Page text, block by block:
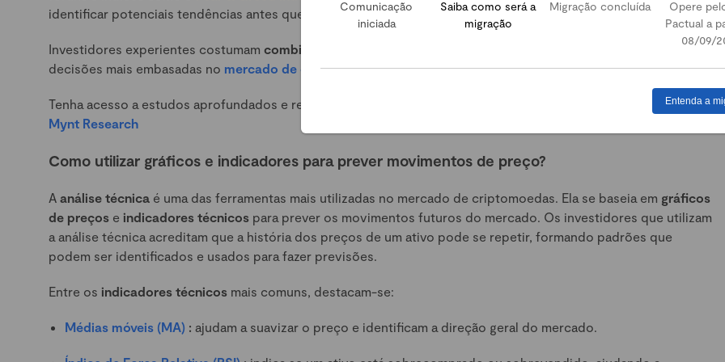
identificar potenciais tendências antes que se tornem evidentes nos preços.
Investidores experientes costumam combinar essas três abordagens
para ter uma visão mais completa e tomar
decisões mais embasadas no mercado de criptomoedas.
Tenha acesso a estudos aprofundados e relatórios do mercado crypto com a expertise da Mynt
. Confira na
Mynt Research
Como utilizar gráficos e indicadores para prever movimentos de preço?
A análise técnica é uma das ferramentas mais utilizadas no mercado de criptomoedas. Ela se baseia em gráficos
de preços e indicadores técnicos para prever os movimentos futuros do mercado. Os investidores que utilizam
a análise técnica acreditam que a história dos preços de um ativo pode se repetir, formando padrões que
podem ser identificados e usados para fazer previsões.
Entre os indicadores técnicos mais comuns, destacam-se:
Médias móveis (MA) : ajudam a suavizar o preço e identificam a direção geral do mercado.
Comunicação
iniciada
Saiba como será a
migração
Migração concluída
Opere
Pactual a
08/09/
Entenda a